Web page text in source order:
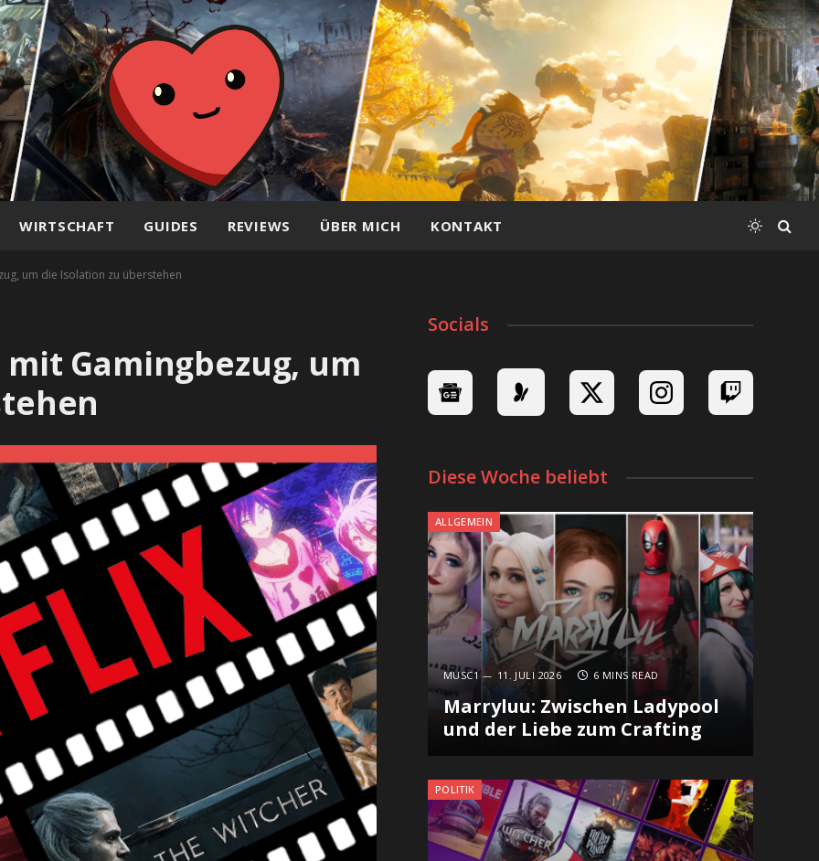
WIRTSCHAFT GUIDES REVIEWS ÜBER MICH KONTAKT
um die Isolation zu überstehen
Gamingbezug, um
Socials
Diese Woche beliebt
ALLGEMEIN
MUSC1 11. JULI 2026 6 MINS READ
Marryluu: Zwischen Ladypool
und der Liebe zum Crafting
POLITIK